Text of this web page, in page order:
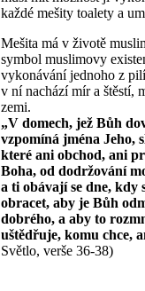
každé mešity toalety a
Mešita má v životě
symbol muslimovy
vykonávání jednoho z
v ní nachází mír a štěstí,
zemi.
„V domech, jež Bůh
vzpomíná jména Jeho,
které ani obchod, ani
Boha, od dodržování
a ti obávají se dne, kdy
obracet, aby je Bůh
dobrého, a aby to
uštědřuje, komu chce,
Světlo, verše 36-38)